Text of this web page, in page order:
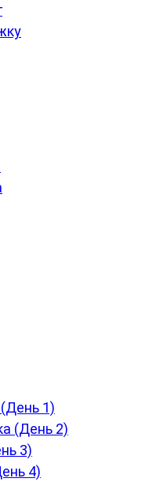
1)
(День 2)
3)
4)